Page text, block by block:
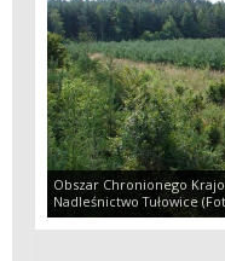
Obszar Chronionego
Nadleśnictwo Tułowice